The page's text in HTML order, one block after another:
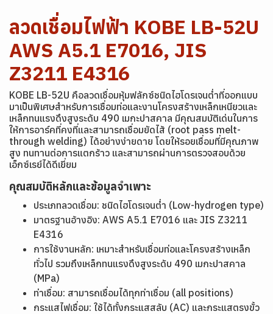
ลวดเชื่อมไฟฟ้า KOBE LB-52U
AWS A5.1 E7016, JIS
Z3211 E4316
KOBE LB-52U คือลวดเชื่อมหุ้มฟลักซ์ชนิดไฮโดรเจนต่ำที่ออกแบบ
มาเป็นพิเศษสำหรับการเชื่อมท่อและงานโครงสร้างเหล็กเหนียวและ
เหล็กทนแรงดึงสูงระดับ 490 เมกะปาสคาล มีคุณสมบัติเด่นในการ
ให้การอาร์คที่คงที่และสามารถเชื่อมยัดไส้ (root pass melt-
through welding) ได้อย่างง่ายดาย โดยให้รอยเชื่อมที่มีคุณภาพ
สูง ทนทานต่อการแตกร้าว และสามารถผ่านการตรวจสอบด้วย
เอ็กซ์เรย์ได้ดีเยี่ยม
คุณสมบัติหลักและข้อมูลจำเพาะ
ประเภทลวดเชื่อม: ชนิดไฮโดรเจนต่ำ (Low-hydrogen type)
มาตรฐานอ้างอิง: AWS A5.1 E7016 และ JIS Z3211
E4316
การใช้งานหลัก: เหมาะสำหรับเชื่อมท่อและโครงสร้างเหล็ก
ทั่วไป รวมถึงเหล็กทนแรงดึงสูงระดับ 490 เมกะปาสคาล
(MPa)
ท่าเชื่อม: สามารถเชื่อมได้ทุกท่าเชื่อม (all positions)
กระแสไฟเชื่อม: ใช้ได้ทั้งกระแสสลับ (AC) และกระแสตรงขั้ว